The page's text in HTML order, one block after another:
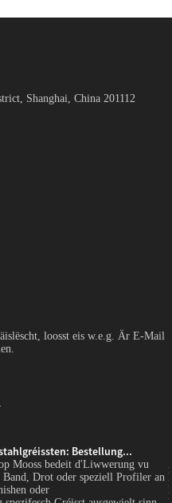
Shanghai, China 201112
loosst eis w.e.g. Är E-Mail
Bestellung...
Mooss bedeit d'Liwwerung vu
Band, Drot oder speziell Profiler an
oder